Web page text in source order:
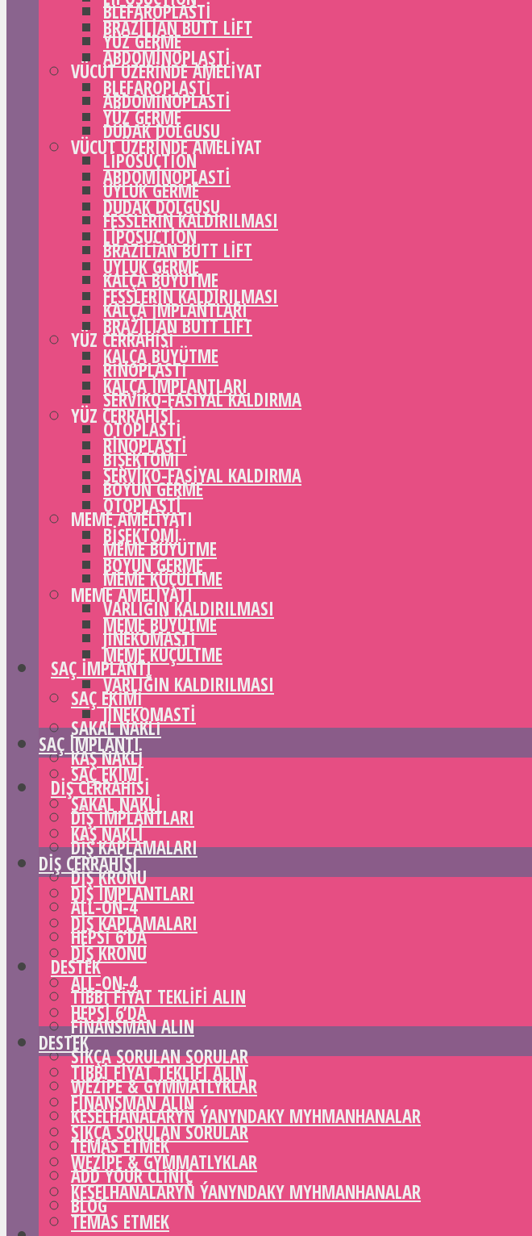
BLEFAROPLASTI
YÜZ GERME
VÜCUT ÜZERINDE AMELIYAT
ABDOMINOPLASTI
DUDAK DOLGUSU
LIPOSUCTION
UYLUK GERME
FESSLERIN KALDIRILMASI
BRAZILIAN BUTT LIFT
KALÇA BÜYÜTME
KALÇA IMPLANTLARI
YÜZ CERRAHISI
RINOPLASTI
SERVIKO-FASIYAL KALDIRMA
OTOPLASTI
BIŞEKTOMI
BOYUN GERME
MEME AMELIYATI
MEME BÜYÜTME
MEME KÜÇÜLTME
VARLIĞIN KALDIRILMASI
JINEKOMASTI
SAÇ IMPLANTI
SAÇ EKIMI
SAKAL NAKLI
KAŞ NAKLI
DIŞ CERRAHISI
DIŞ IMPLANTLARI
DIŞ KAPLAMALARI
DIŞ KRONU
ALL-ON-4
HEPSI 6’DA
DESTEK
TIBBI FIYAT TEKLIFI ALIN
FINANSMAN ALIN
SIKÇA SORULAN SORULAR
WEZIPE & GYMMATLYKLAR
KESELHANALARYŇ ÝANYNDAKY MYHMANHANALAR
TEMAS ETMEK
ADD YOUR CLINIC
BLOG
BRAZILIAN BUTT LIFT
ABDOMINOPLASTI
BLEFAROPLASTI
YÜZ GERME
VÜCUT ÜZERINDE AMELIYAT
ABDOMINOPLASTI
DUDAK DOLGUSU
LIPOSUCTION
UYLUK GERME
FESSLERIN KALDIRILMASI
BRAZILIAN BUTT LIFT
KALÇA BÜYÜTME
KALÇA IMPLANTLARI
YÜZ CERRAHISI
RINOPLASTI
SERVIKO-FASIYAL KALDIRMA
OTOPLASTI
BIŞEKTOMI
BOYUN GERME
MEME AMELIYATI
MEME BÜYÜTME
MEME KÜÇÜLTME
VARLIĞIN KALDIRILMASI
JINEKOMASTI
SAÇ IMPLANTI
SAÇ EKIMI
SAKAL NAKLI
KAŞ NAKLI
DIŞ CERRAHISI
DIŞ IMPLANTLARI
DIŞ KAPLAMALARI
DIŞ KRONU
ALL-ON-4
HEPSI 6’DA
DESTEK
TIBBI FIYAT TEKLIFI ALIN
FINANSMAN ALIN
SIKÇA SORULAN SORULAR
WEZIPE & GYMMATLYKLAR
KESELHANALARYŇ ÝANYNDAKY MYHMANHANALAR
TEMAS ETMEK